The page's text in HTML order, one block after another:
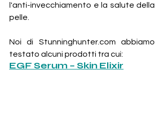
l'anti-invecchiamento e la salute della
pelle.
Noi di Stunninghunter.com abbiamo
testato alcuni prodotti tra cui:
EGF Serum – Skin Elixir